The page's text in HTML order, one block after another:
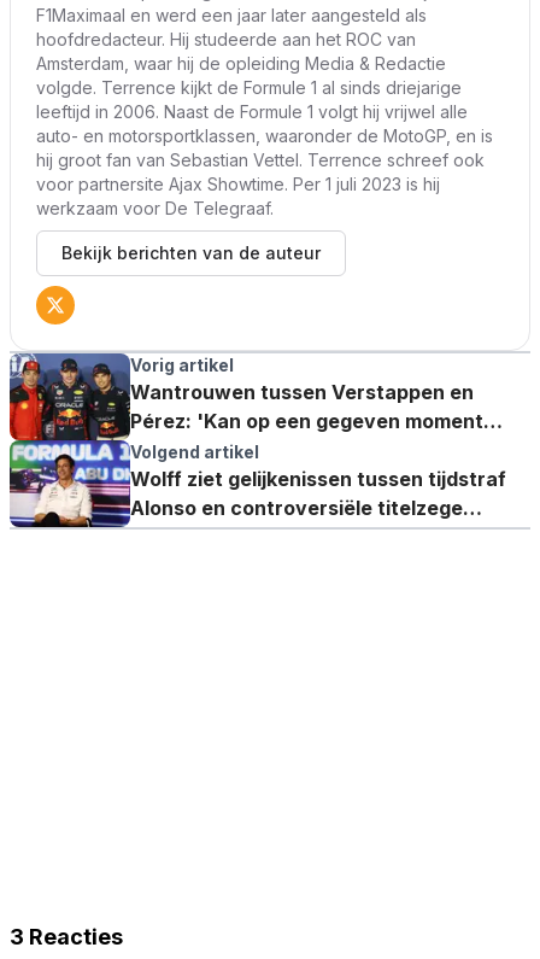
F1Maximaal en werd een jaar later aangesteld als
hoofdredacteur. Hij studeerde aan het ROC van
Amsterdam, waar hij de opleiding Media & Redactie
volgde. Terrence kijkt de Formule 1 al sinds driejarige
leeftijd in 2006. Naast de Formule 1 volgt hij vrijwel alle
auto- en motorsportklassen, waaronder de MotoGP, en is
hij groot fan van Sebastian Vettel. Terrence schreef ook
voor partnersite Ajax Showtime. Per 1 juli 2023 is hij
werkzaam voor De Telegraaf.
Bekijk berichten van de auteur
Vorig artikel
Wantrouwen tussen Verstappen en
Pérez: 'Kan op een gegeven moment
exploderen'
Volgend artikel
Wolff ziet gelijkenissen tussen tijdstraf
Alonso en controversiële titelzege
Verstappen
3 Reacties